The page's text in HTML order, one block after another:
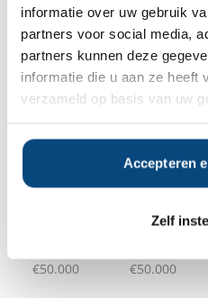
informatie over uw gebruik
partners voor social media,
partners kunnen deze
informatie die u aan ze heeft
verzameld op basis van uw
Accepteren
Zelf
Vraag dan gratis en geheel
SelectieRapport aan. Per e-
een selectie van goede
beste passen bij uw
voorkeuren.
Anderen bekeken ook:
€50.000
€50.000